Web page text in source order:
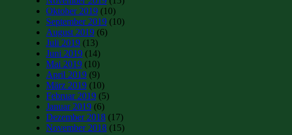
Oktober 2019 (10)
September 2019 (10)
August 2019 (6)
Juli 2019 (13)
Juni 2019 (14)
Mai 2019 (10)
April 2019 (9)
März 2019 (10)
Februar 2019 (5)
Januar 2019 (6)
Dezember 2018 (17)
November 2018 (15)